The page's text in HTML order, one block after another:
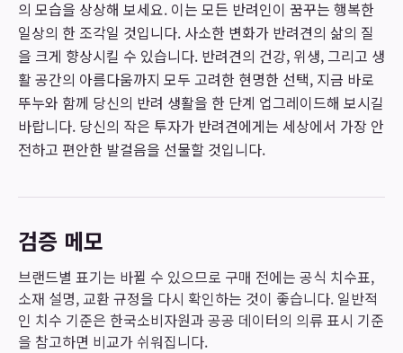
의 모습을 상상해 보세요. 이는 모든 반려인이 꿈꾸는 행복한
일상의 한 조각일 것입니다. 사소한 변화가 반려견의 삶의 질
을 크게 향상시킬 수 있습니다. 반려견의 건강, 위생, 그리고 생
활 공간의 아름다움까지 모두 고려한 현명한 선택, 지금 바로
뚜누와 함께 당신의 반려 생활을 한 단계 업그레이드해 보시길
바랍니다. 당신의 작은 투자가 반려견에게는 세상에서 가장 안
전하고 편안한 발걸음을 선물할 것입니다.
검증 메모
브랜드별 표기는 바뀔 수 있으므로 구매 전에는 공식 치수표,
소재 설명, 교환 규정을 다시 확인하는 것이 좋습니다. 일반적
인 치수 기준은 한국소비자원과 공공 데이터의 의류 표시 기준
을 참고하면 비교가 쉬워집니다.